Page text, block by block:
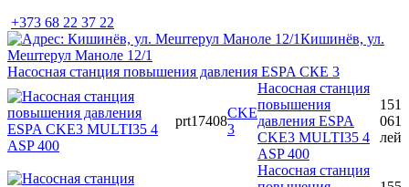
+373 68 22 37 22
Кишинёв, ул.
Мештерул Маноле 12/1
Насосная станция повышения давления ESPA СКЕ 3
prt17408
CKE
3
Насосная станция
повышения
давления ESPA
CKE3 MULTI35 4
ASP 400
151
061
лей
Насосная станция